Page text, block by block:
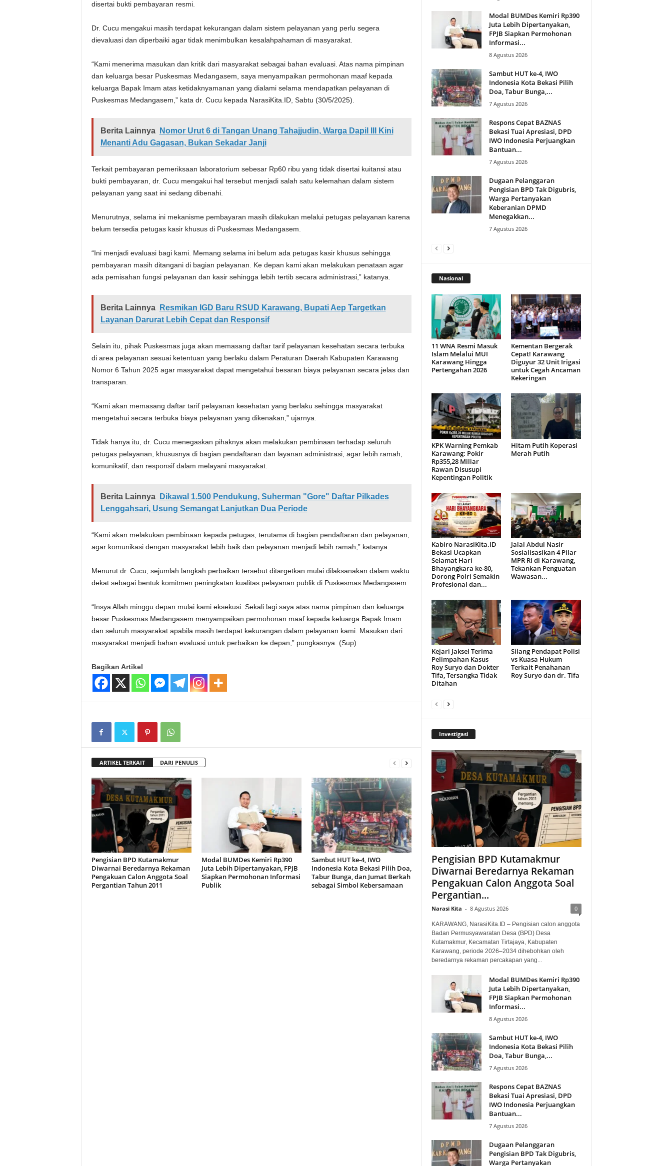
disertai bukti pembayaran resmi.
Dr. Cucu mengakui masih terdapat kekurangan dalam sistem pelayanan yang perlu segera
dievaluasi dan diperbaiki agar tidak menimbulkan kesalahpahaman di masyarakat.
“Kami menerima masukan dan kritik dari masyarakat sebagai bahan evaluasi. Atas nama pimpinan
dan keluarga besar Puskesmas Medangasem, saya menyampaikan permohonan maaf kepada
keluarga Bapak Imam atas ketidaknyamanan yang dialami selama mendapatkan pelayanan di
Puskesmas Medangasem,” kata dr. Cucu kepada NarasiKita.ID, Sabtu (30/5/2025).
Berita Lainnya
Nomor Urut 6 di Tangan Unang Tahajjudin, Warga Dapil III Kini
Menanti Adu Gagasan, Bukan Sekadar Janji
Terkait pembayaran pemeriksaan laboratorium sebesar Rp60 ribu yang tidak disertai kuitansi atau
bukti pembayaran, dr. Cucu mengakui hal tersebut menjadi salah satu kelemahan dalam sistem
pelayanan yang saat ini sedang dibenahi.
Menurutnya, selama ini mekanisme pembayaran masih dilakukan melalui petugas pelayanan karena
belum tersedia petugas kasir khusus di Puskesmas Medangasem.
“Ini menjadi evaluasi bagi kami. Memang selama ini belum ada petugas kasir khusus sehingga
pembayaran masih ditangani di bagian pelayanan. Ke depan kami akan melakukan penataan agar
ada pemisahan fungsi pelayanan dan kasir sehingga lebih tertib secara administrasi,” katanya.
Berita Lainnya
Resmikan IGD Baru RSUD Karawang, Bupati Aep Targetkan
Layanan Darurat Lebih Cepat dan Responsif
Selain itu, pihak Puskesmas juga akan memasang daftar tarif pelayanan kesehatan secara terbuka
di area pelayanan sesuai ketentuan yang berlaku dalam Peraturan Daerah Kabupaten Karawang
Nomor 6 Tahun 2025 agar masyarakat dapat mengetahui besaran biaya pelayanan secara jelas dan
transparan.
“Kami akan memasang daftar tarif pelayanan kesehatan yang berlaku sehingga masyarakat
mengetahui secara terbuka biaya pelayanan yang dikenakan,” ujarnya.
Tidak hanya itu, dr. Cucu menegaskan pihaknya akan melakukan pembinaan terhadap seluruh
petugas pelayanan, khususnya di bagian pendaftaran dan layanan administrasi, agar lebih ramah,
komunikatif, dan responsif dalam melayani masyarakat.
Berita Lainnya
Dikawal 1.500 Pendukung, Suherman "Gore" Daftar Pilkades
Lenggahsari, Usung Semangat Lanjutkan Dua Periode
“Kami akan melakukan pembinaan kepada petugas, terutama di bagian pendaftaran dan pelayanan,
agar komunikasi dengan masyarakat lebih baik dan pelayanan menjadi lebih ramah,” katanya.
Menurut dr. Cucu, sejumlah langkah perbaikan tersebut ditargetkan mulai dilaksanakan dalam waktu
dekat sebagai bentuk komitmen peningkatan kualitas pelayanan publik di Puskesmas Medangasem.
“Insya Allah minggu depan mulai kami eksekusi. Sekali lagi saya atas nama pimpinan dan keluarga
besar Puskesmas Medangasem menyampaikan permohonan maaf kepada keluarga Bapak Imam
dan seluruh masyarakat apabila masih terdapat kekurangan dalam pelayanan kami. Masukan dari
masyarakat menjadi bahan evaluasi untuk perbaikan ke depan,” pungkasnya. (Sup)
Bagikan Artikel
ARTIKEL TERKAIT DARI PENULIS
Pengisian BPD Kutamakmur
Diwarnai Beredarnya Rekaman
Pengakuan Calon Anggota Soal
Pergantian Tahun 2011
Modal BUMDes Kemiri Rp390
Juta Lebih Dipertanyakan, FPJB
Siapkan Permohonan Informasi
Publik
Sambut HUT ke-4, IWO
Indonesia Kota Bekasi Pilih Doa,
Tabur Bunga, dan Jumat Berkah
sebagai Simbol Kebersamaan
Modal BUMDes Kemiri Rp390
Juta Lebih Dipertanyakan,
FPJB Siapkan Permohonan
Informasi...
8 Agustus 2026
Sambut HUT ke-4, IWO
Indonesia Kota Bekasi Pilih
Doa, Tabur Bunga,...
7 Agustus 2026
Respons Cepat BAZNAS
Bekasi Tuai Apresiasi, DPD
IWO Indonesia Perjuangkan
Bantuan...
7 Agustus 2026
Dugaan Pelanggaran
Pengisian BPD Tak Digubris,
Warga Pertanyakan
Keberanian DPMD
Menegakkan...
7 Agustus 2026
Nasional
11 WNA Resmi Masuk
Islam Melalui MUI
Karawang Hingga
Pertengahan 2026
Kementan Bergerak
Cepat! Karawang
Diguyur 32 Unit Irigasi
untuk Cegah Ancaman
Kekeringan
KPK Warning Pemkab
Karawang: Pokir
Rp355,28 Miliar
Rawan Disusupi
Kepentingan Politik
Hitam Putih Koperasi
Merah Putih
Kabiro NarasiKita.ID
Bekasi Ucapkan
Selamat Hari
Bhayangkara ke-80,
Dorong Polri Semakin
Profesional dan...
Jalal Abdul Nasir
Sosialisasikan 4 Pilar
MPR RI di Karawang,
Tekankan Penguatan
Wawasan...
Kejari Jaksel Terima
Pelimpahan Kasus
Roy Suryo dan Dokter
Tifa, Tersangka Tidak
Ditahan
Silang Pendapat Polisi
vs Kuasa Hukum
Terkait Penahanan
Roy Suryo dan dr. Tifa
Investigasi
Pengisian BPD Kutamakmur
Diwarnai Beredarnya Rekaman
Pengakuan Calon Anggota Soal
Pergantian...
Narasi Kita - 8 Agustus 2026 0
KARAWANG, NarasiKita.ID – Pengisian calon anggota
Badan Permusyawaratan Desa (BPD) Desa
Kutamakmur, Kecamatan Tirtajaya, Kabupaten
Karawang, periode 2026–2034 dihebohkan oleh
beredarnya rekaman percakapan yang...
Modal BUMDes Kemiri Rp390
Juta Lebih Dipertanyakan,
FPJB Siapkan Permohonan
Informasi...
8 Agustus 2026
Sambut HUT ke-4, IWO
Indonesia Kota Bekasi Pilih
Doa, Tabur Bunga,...
7 Agustus 2026
Respons Cepat BAZNAS
Bekasi Tuai Apresiasi, DPD
IWO Indonesia Perjuangkan
Bantuan...
7 Agustus 2026
Dugaan Pelanggaran
Pengisian BPD Tak Digubris,
Warga Pertanyakan